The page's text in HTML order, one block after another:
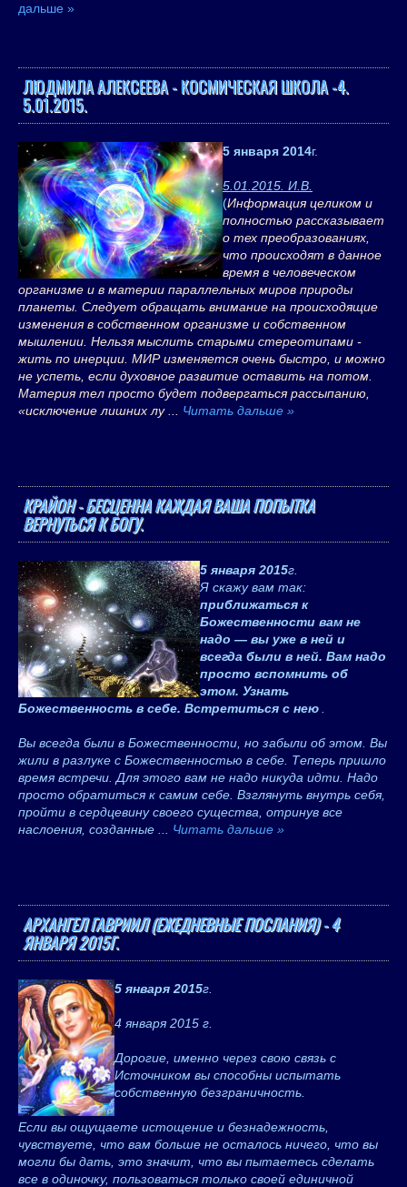
дальше »
ЛЮДМИЛА АЛЕКСЕЕВА - КОСМИЧЕСКАЯ ШКОЛА -4.
5.01.2015.
5 января 2014г.
5.01.2015. И.В.
(Информация целиком и
полностью рассказывает
о тех преобразованиях,
что происходят в данное
время в человеческом
организме и в материи параллельных миров природы
планеты. Следует обращать внимание на происходящие
изменения в собственном организме и собственном
мышлении. Нельзя мыслить старыми стереотипами -
жить по инерции. МИР изменяется очень быстро, и можно
не успеть, если духовное развитие оставить на потом.
Материя тел просто будет подвергаться рассыпанию,
«исключение лишних лу
Читать дальше »
КРАЙОН - БЕСЦЕННА КАЖДАЯ ВАША ПОПЫТКА
ВЕРНУТЬСЯ К БОГУ.
5 января 2015г.
Я скажу вам так:
приближаться к
Божественности вам не
надо — вы уже в ней и
всегда были в ней. Вам надо
просто вспомнить об
этом. Узнать
Божественность в себе. Встретиться с нею
Вы всегда были в Божественности, но забыли об этом. Вы
жили в разлуке с Божественностью в себе. Теперь пришло
время встречи. Для этого вам не надо никуда идти. Надо
просто обратиться к самим себе. Взглянуть внутрь себя,
пройти в сердцевину своего существа, отринув все
наслоения, созданные
Читать дальше »
АРХАНГЕЛ ГАВРИИЛ (ЕЖЕДНЕВНЫЕ ПОСЛАНИЯ) - 4
ЯНВАРЯ 2015Г.
5 января 2015г.
4 января 2015 г.
Дорогие, именно через свою связь с
Источником вы способны испытать
собственную безграничность.
Если вы ощущаете истощение и безнадежность,
чувствуете, что вам больше не осталось ничего, что вы
могли бы дать, это значит, что вы пытаетесь сделать
все в одиночку, пользоваться только своей единичной